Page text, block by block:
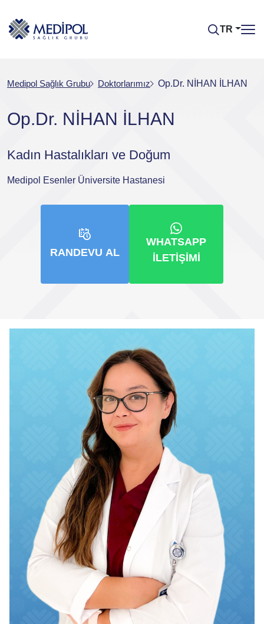
TR
Medipol Sağlık Grubu Doktorlarımız Op.Dr. NİHAN İLHAN
Op.Dr. NİHAN İLHAN
Kadın Hastalıkları ve Doğum
Medipol Esenler Üniversite Hastanesi
RANDEVU AL
WHATSAPP
İLETIŞIMI